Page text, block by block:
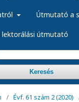
Útmutató a
lektorálási útmutató
Keresés
/ Évf. 61 szám 2 (2020)